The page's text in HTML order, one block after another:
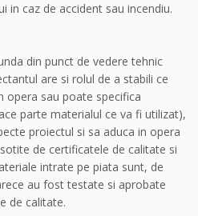
in caz de accident sau incendiu.
din punct de vedere tehnic
are si rolul de a stabili ce
opera sau poate specifica
parte materialul ce va fi utilizat),
proiectul si sa aduca in opera
de certificatele de calitate si
intrate pe piata sunt, de
au fost testate si aprobate
de calitate.